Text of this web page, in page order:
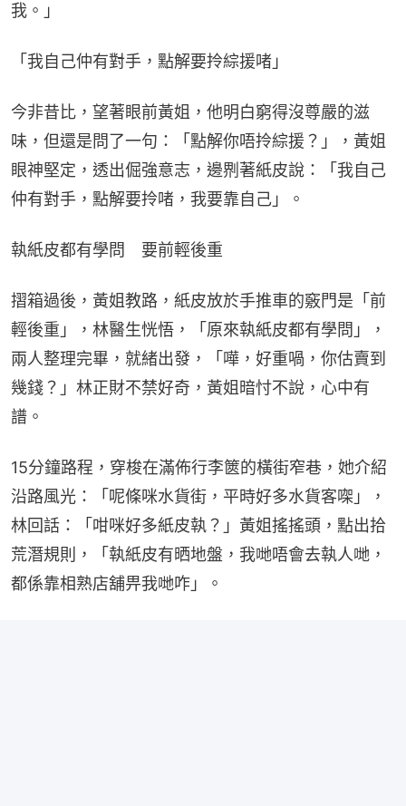
我。」
「我自己仲有對手，點解要拎綜援啫」
今非昔比，望著眼前黃姐，他明白窮得沒尊嚴的滋
味，但還是問了一句：「點解你唔拎綜援？」，黃姐
眼神堅定，透出倔強意志，邊𠝹著紙皮說：「我自己
仲有對手，點解要拎啫，我要靠自己」。
執紙皮都有學問　要前輕後重
摺箱過後，黃姐教路，紙皮放於手推車的竅門是「前
輕後重」，林醫生恍悟，「原來執紙皮都有學問」，
兩人整理完畢，就緒出發，「嘩，好重喎，你估賣到
幾錢？」林正財不禁好奇，黃姐暗忖不說，心中有
譜。
15分鐘路程，穿梭在滿佈行李篋的橫街窄巷，她介紹
沿路風光：「呢條咪水貨街，平時好多水貨客㗎」，
林回話：「咁咪好多紙皮執？」黃姐搖搖頭，點出拾
荒潛規則，「執紙皮有晒地盤，我哋唔會去執人哋，
都係靠相熟店舖畀我哋咋」。